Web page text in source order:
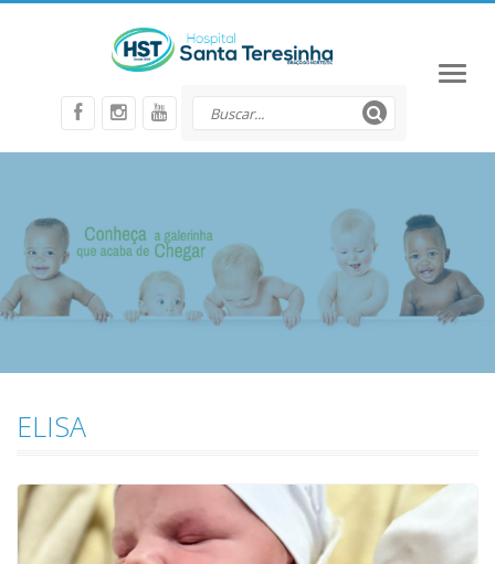
Toggle
ELISA